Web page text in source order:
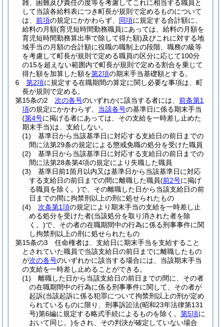
雑、困難及び責任の度等を考慮してこれに相当する職員と
して当該各給料表につき町長が規則で定めるものについて
は、 前項の規定にかかわらず、 同項に規定する合計額に、
給料の月額(育児短時間勤務職員にあっては、給料の月額を
育児短時間勤務算出率で除して得た額)及びこれに対する地
域手当の月額の合計額に役職の職制上の段階、職務の級等
を考慮して町長が規則で定める職員の区分に応じて100分
の15を超えない範囲内で町長が規則で定める割合を乗じて
得た額を加算した額を第2項の期末手当基礎額とする。
6
第2項に規定する在職期間の算定に関し必要な事項は、町
長が規則で定める。
第15条の2
次の各号のいずれかに該当する者には、 前条第1
項の規定にかかわらず、 当該各号の基準日に係る期末手当
(第4号に掲げる者にあっては、その支給を一時差し止めた
期末手当)は、支給しない。
(1)
基準日から当該基準日に対応する支給日の前日までの
間に法第29条の規定による懲戒免職の処分を受けた職員
(2)
基準日から当該基準日に対応する支給日の前日までの
間に法第28条第4項の規定により失職した職員
(3)
基準日前1箇月以内又は基準日から当該基準日に対応
する支給日の前日までの間に離職した職員(前2号に掲げ
る職員を除く。)で、その離職した日から当該支給日の前
日までの間に拘禁刑以上の刑に処せられたもの
(4)
次条第1項の規定により期末手当の支給を一時差し止
める処分を受けた者(当該処分を取り消された者を除
く。)で、その者の在職期間中の行為に係る刑事事件に関
し拘禁刑以上の刑に処せられたもの
第15条の3
任命権者は、支給日に期末手当を支給すること
とされていた職員で当該支給日の前日までに離職したもの
が次の各号のいずれかに該当する場合には、当該期末手当
の支給を一時差し止めることができる。
(1)
離職した日から当該支給日の前日までの間に、その者
の在職期間中の行為に係る刑事事件に関して、その者が
起訴(当該起訴に係る犯罪について拘禁刑以上の刑が定め
られているものに限り、刑事訴訟法(昭和23年法律第131
号)第6編に規定する略式手続によるものを除く。 第5項に
おいて同じ。)をされ、その判決が確定していない場合